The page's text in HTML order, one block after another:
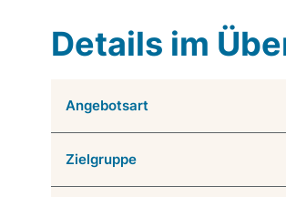
Details im
Angebotsart
Zielgruppe